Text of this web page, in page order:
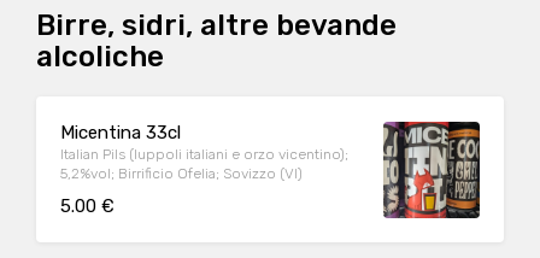
Birre, sidri, altre bevande
alcoliche
Micentina 33cl
Italian Pils (luppoli italiani e orzo vicentino);
5,2%vol; Birrificio Ofelia; Sovizzo (VI)
5.00 €